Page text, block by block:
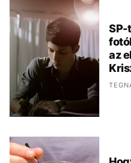
SP-
az